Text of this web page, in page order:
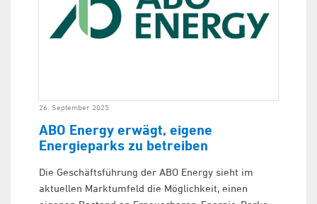
26. September 2025
ABO Energy erwägt, eigene
Energieparks zu betreiben
Die Geschäftsführung der ABO Energy sieht im
aktuellen Marktumfeld die Möglichkeit, einen